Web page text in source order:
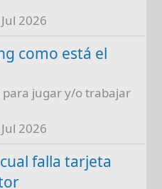
2026
como está el
para jugar y/o trabajar
2026
cual falla tarjeta